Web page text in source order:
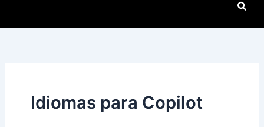
Idiomas para Copilot